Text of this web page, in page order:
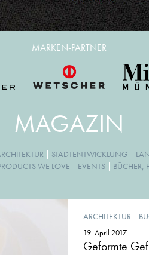
MAGAZIN
| STADTENTWICKLUNG |
WE LOVE | EVENTS | BÜCHER,
ARCHITEKTUR |
19. April 2017
Geformte